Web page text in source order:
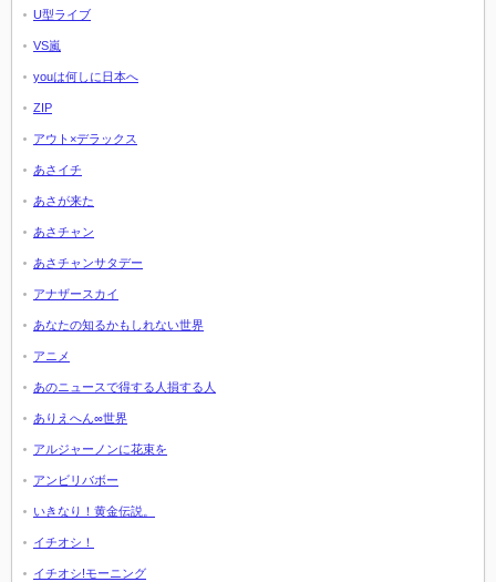
U型ライブ
VS嵐
youは何しに日本へ
ZIP
アウト×デラックス
あさイチ
あさが来た
あさチャン
あさチャンサタデー
アナザースカイ
あなたの知るかもしれない世界
アニメ
あのニュースで得する人損する人
ありえへん∞世界
アルジャーノンに花束を
アンビリバボー
いきなり！黄金伝説。
イチオシ！
イチオシ!モーニング